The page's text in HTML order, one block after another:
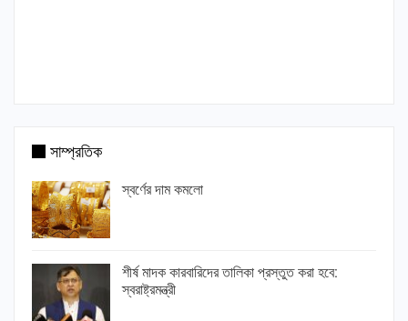
সাম্প্রতিক
স্বর্ণের দাম কমলো
শীর্ষ মাদক কারবারিদের তালিকা প্রস্তুত করা হবে:
স্বরাষ্ট্রমন্ত্রী